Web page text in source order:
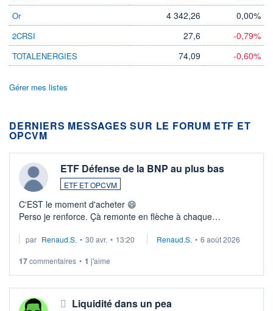
Or 4 342,26 0,00%
2CRSI 27,6 -0,79%
TOTALENERGIES 74,09 -0,60%
Gérer mes listes
DERNIERS MESSAGES SUR LE FORUM ETF ET
OPCVM
ETF Défense de la BNP au plus bas
ETF ET OPCVM
C'EST le moment d'acheter 😄​
Perso je renforce. Çà remonte en flèche à chaque
Investissement long terme tip top pour sa retraite.
par Renaud.S. • 30 avr. • 13:20 Renaud.S. • 6 août 2026
17commentaires • 1 j'aime
Liquidité dans un pea